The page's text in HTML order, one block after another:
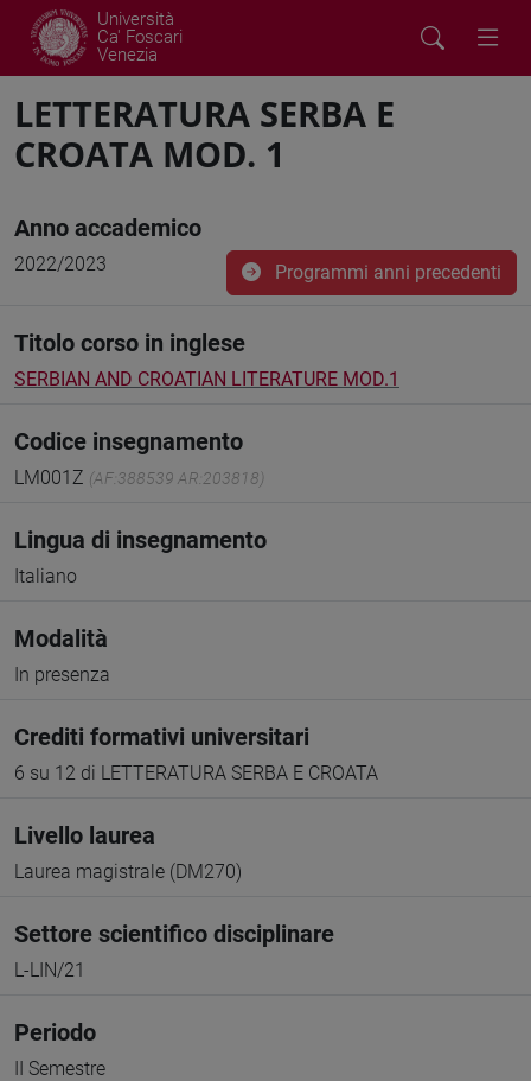
Università
Ca' Foscari
Venezia
LETTERATURA SERBA E
CROATA MOD. 1
Anno accademico
2022/2023 Programmi anni precedenti
Titolo corso in inglese
SERBIAN AND CROATIAN LITERATURE MOD.1
Codice insegnamento
LM001Z (AF:388539 AR:203818)
Lingua di insegnamento
Italiano
Modalità
In presenza
Crediti formativi universitari
6 su 12 di LETTERATURA SERBA E CROATA
Livello laurea
Laurea magistrale (DM270)
Settore scientifico disciplinare
L-LIN/21
Periodo
II Semestre